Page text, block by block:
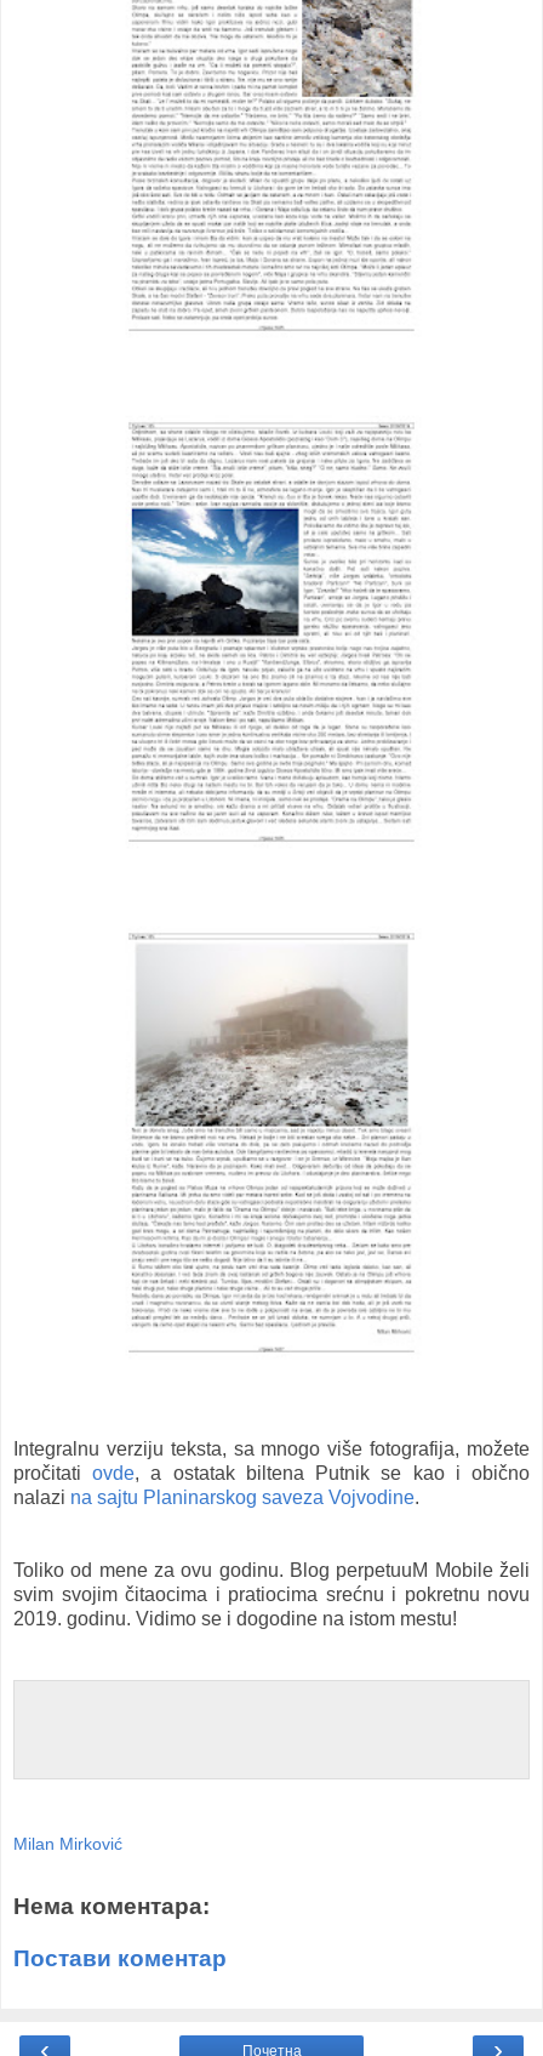
Integralnu verziju teksta, sa mnogo više fotografija, možete
pročitatiovde, a ostatak biltena Putnik se kao i obično
nalazi na sajtu Planinarskog saveza Vojvodine.
Toliko od mene za ovu godinu. Blog perpetuuM Mobile želi
svim svojim čitaocima i pratiocima srećnu i pokretnu novu
2019. godinu. Vidimo se i dogodine na istom mestu!
Milan Mirković
Нема коментара:
Постави коментар
‹ ›
Почетна